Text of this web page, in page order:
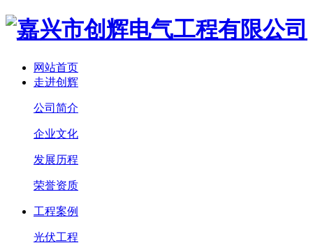
网站首页
走进创辉
公司简介
企业文化
发展历程
荣誉资质
工程案例
光伏工程